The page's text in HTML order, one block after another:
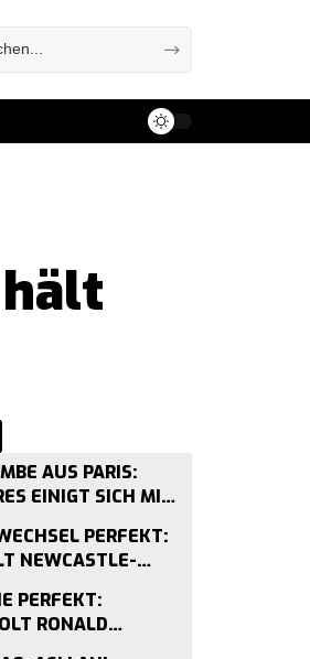
AUS PARIS:
EINIGT SICH MIT
PERFEKT:
NEWCASTLE-
PERFEKT:
RONALD